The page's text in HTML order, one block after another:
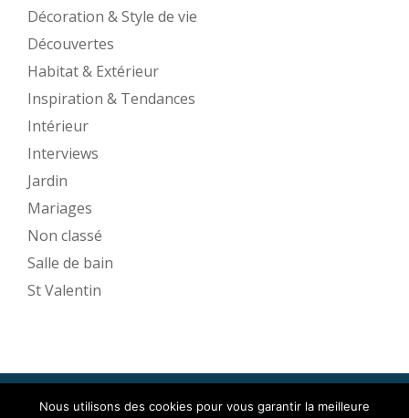
Décoration & Style de vie
Découvertes
Habitat & Extérieur
Inspiration & Tendances
Intérieur
Interviews
Jardin
Mariages
Non classé
Salle de bain
St Valentin
Nous utilisons des cookies pour vous garantir la meilleure